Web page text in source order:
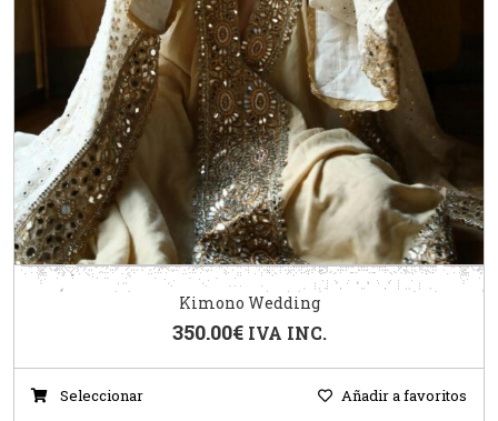
Kimono Wedding
350.00€ IVA INC.
Seleccionar Añadir a favoritos